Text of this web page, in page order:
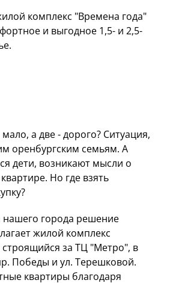
комплекс "Времена года"
и выгодное 1,5- и 2,5-
а две - дорого? Ситуация,
оренбургским семьям. А
дети, возникают мысли о
Но где взять
нашего города решение
жилой комплекс
за ТЦ "Метро", в
Победы и ул. Терешковой.
квартиры благодаря